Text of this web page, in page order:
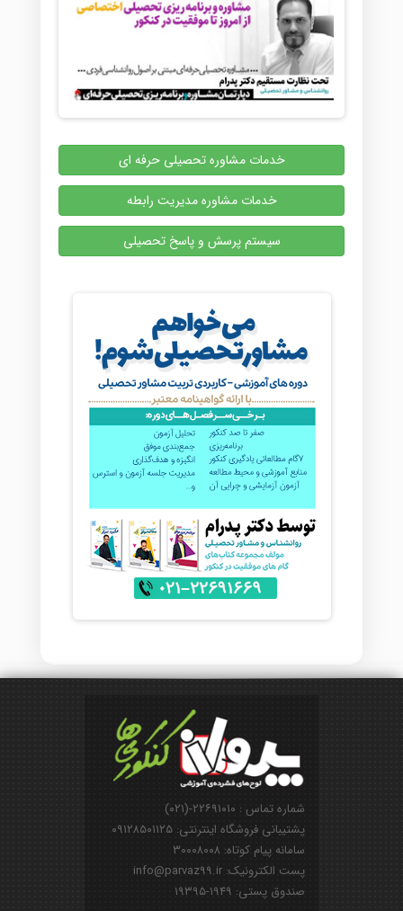
خدمات مشاوره تحصیلی حرفه ای
خدمات مشاوره مدیریت رابطه
سیستم پرسش و پاسخ تحصیلی
شماره تماس : ۲۲۶۹۱۰۱۰-(۰۲۱)
پشتیبانی فروشگاه اینترنتی: ۰۹۱۲۸۵۰۱۱۲۵
سامانه پیام کوتاه: ۳۰۰۰۸۰۰۸
پست الکترونیک: info@parvaz99.ir
صندوق پستی: ۱۹۴۹-۱۹۳۹۵